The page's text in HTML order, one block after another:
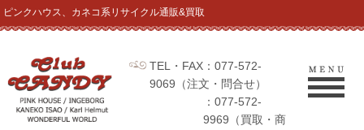
ピンクハウス、カネコ系リサイクル通販&買取
TEL・FAX：077-572-
9069（注文・問合せ）
：077-572-
9969（買取・商